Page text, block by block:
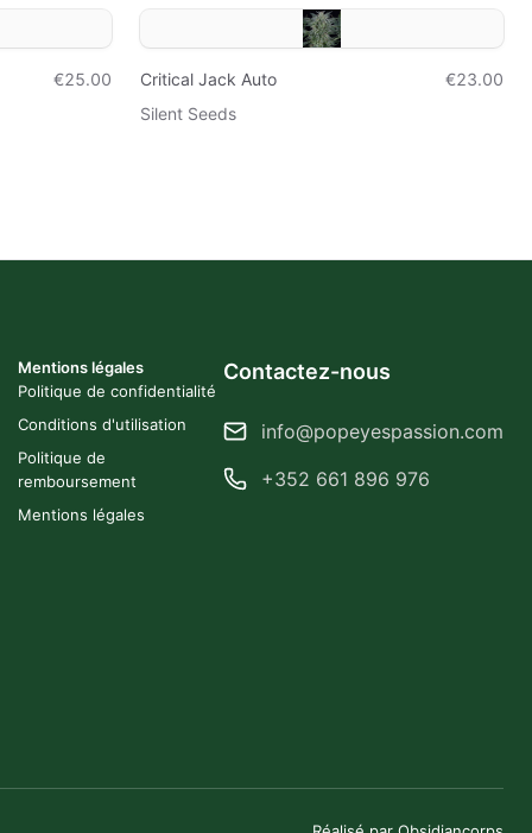
€25.00
Critical Jack Auto
€23.00
Silent Seeds
Mentions légales
Politique de confidentialité
Conditions d'utilisation
Politique de
remboursement
Mentions légales
Contactez-nous
info@popeyespassion.com
+352 661 896 976